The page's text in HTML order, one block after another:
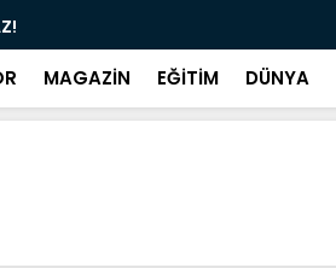
MAGAZİN EĞİTİM DÜNYA